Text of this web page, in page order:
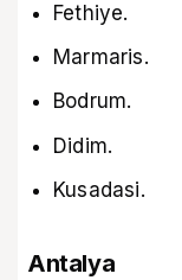
Fethiye.
Marmaris.
Bodrum.
Didim.
Kusadasi.
Antalya